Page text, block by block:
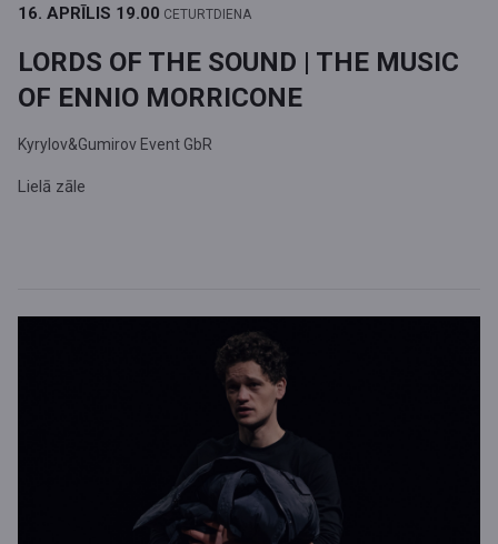
16. APRĪLIS 19.00 CETURTDIENA
LORDS OF THE SOUND | THE MUSIC
OF ENNIO MORRICONE
Kyrylov&Gumirov Event GbR
Lielā zāle